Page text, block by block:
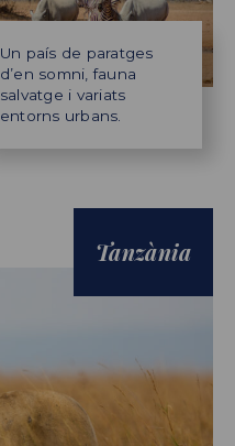
Un país de paratges
d’en somni, fauna
salvatge i variats
entorns urbans.
Tanzània